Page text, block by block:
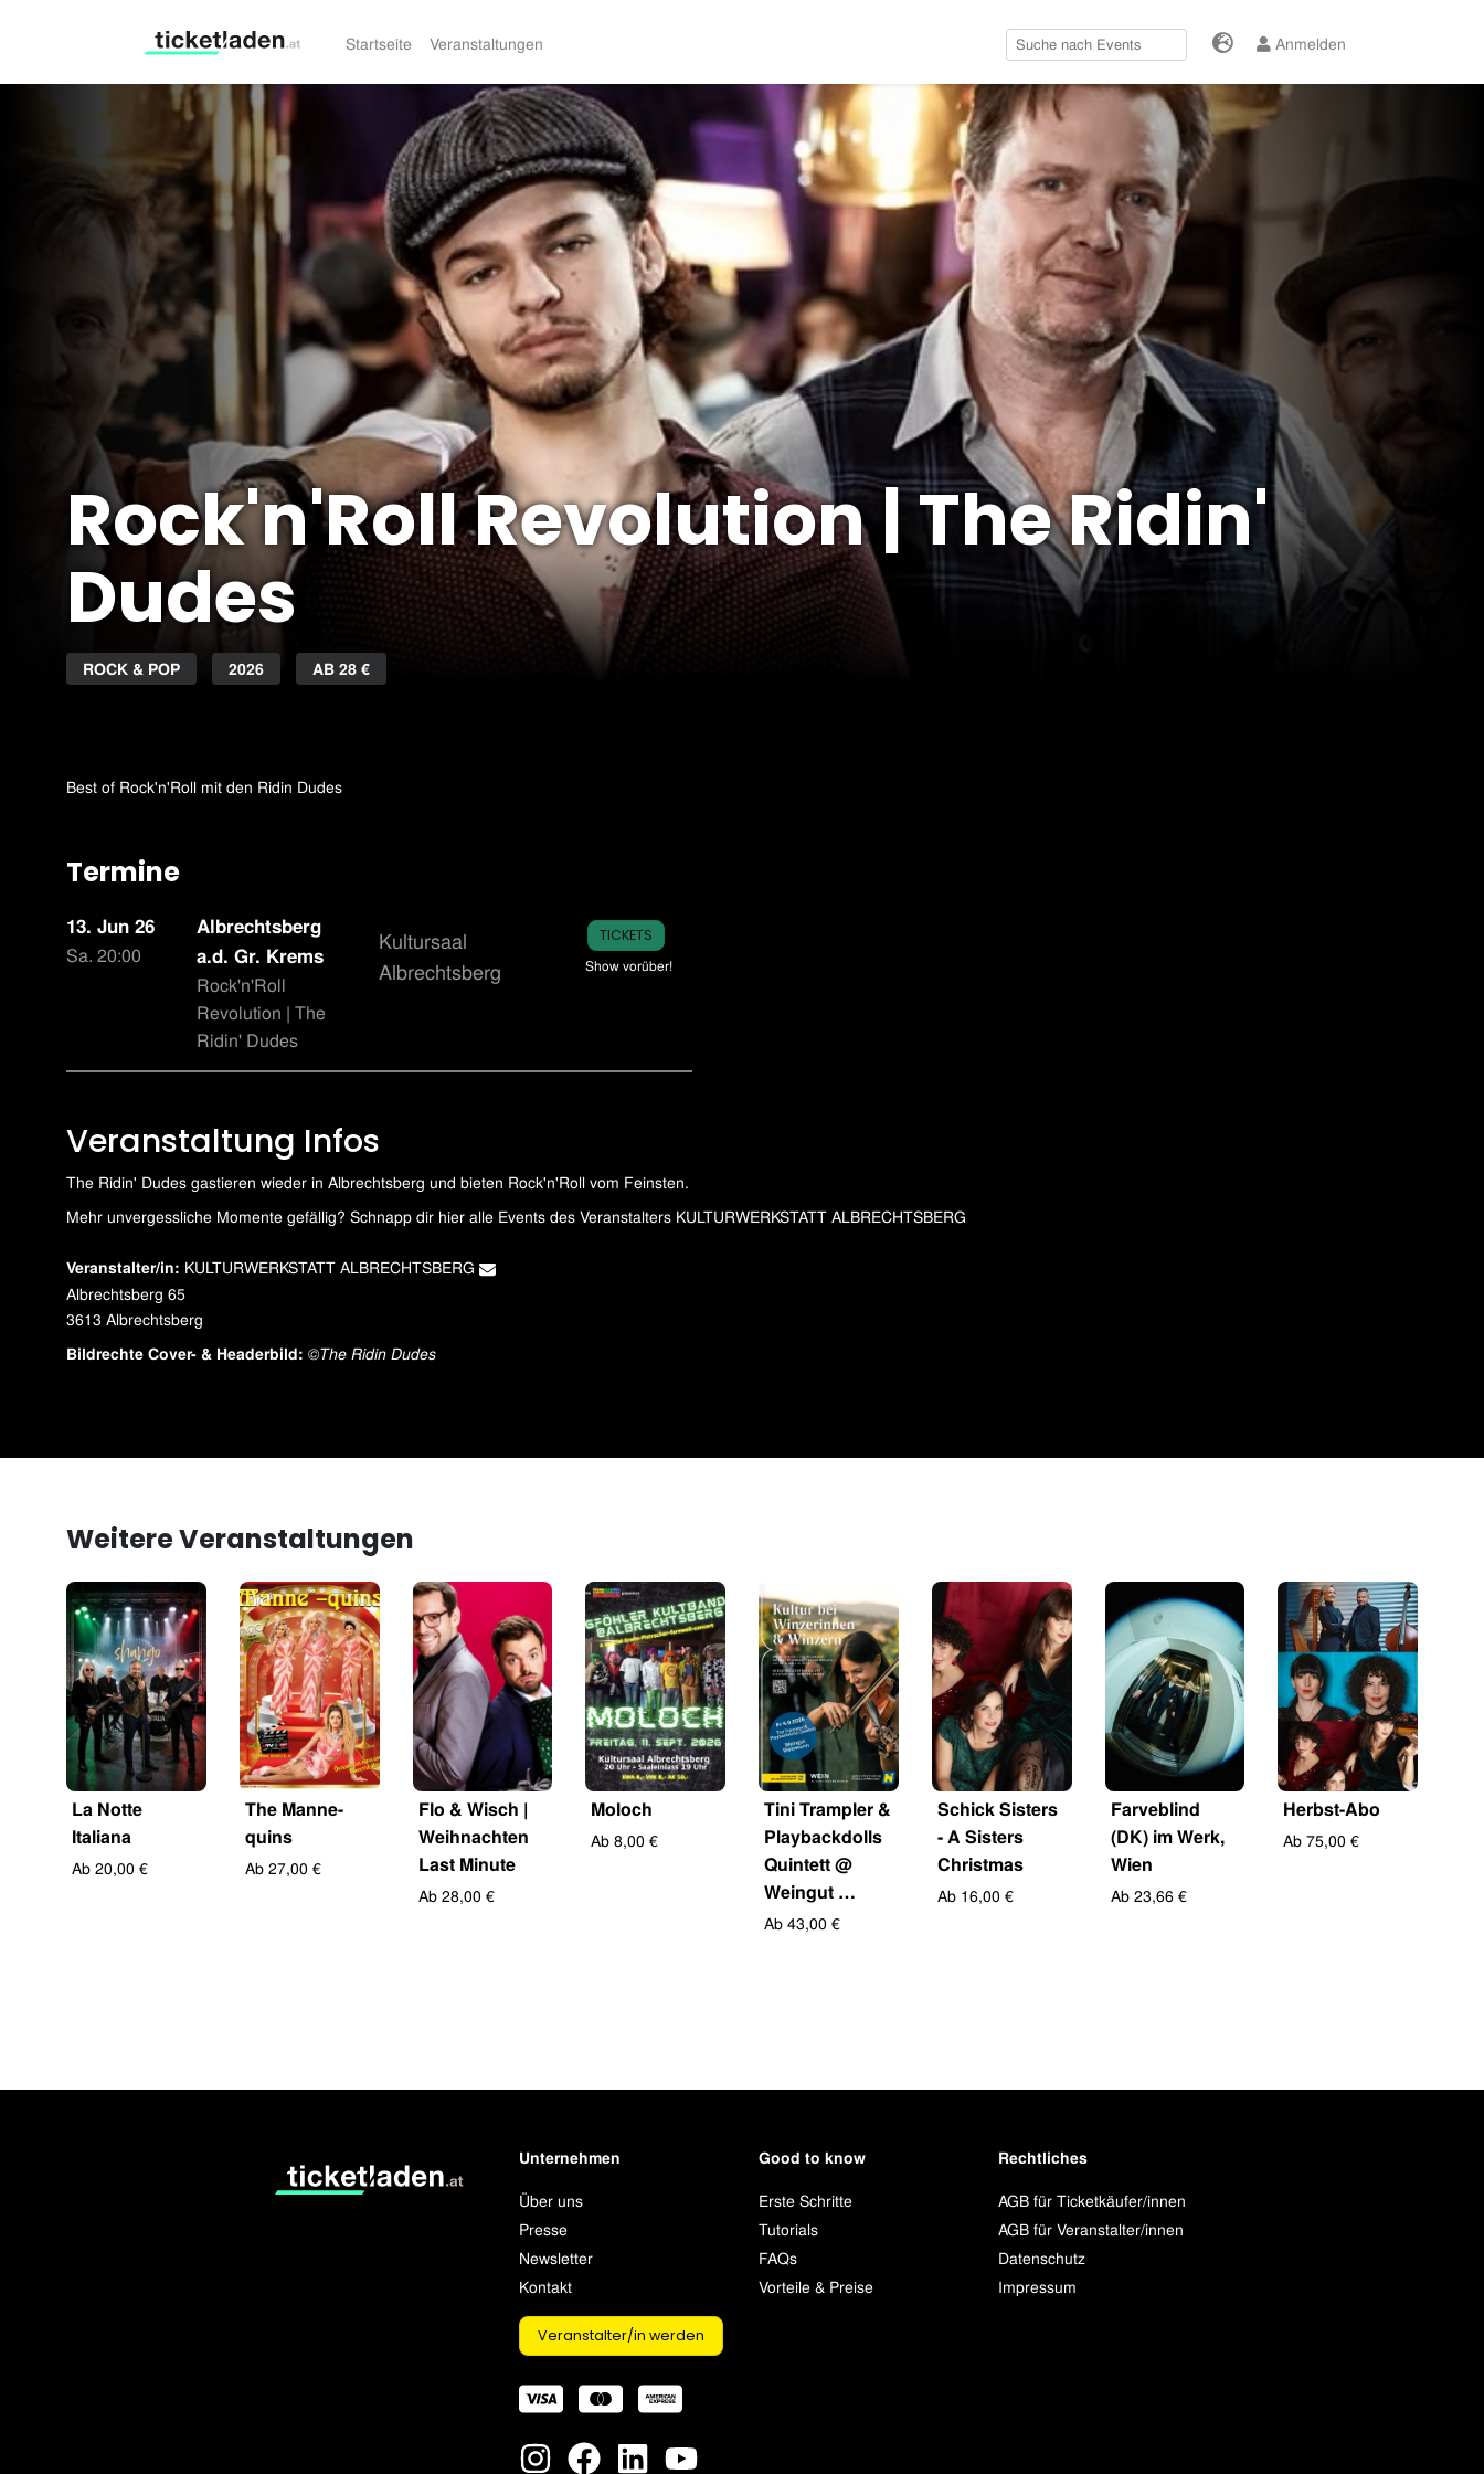
TicketladenStartseite Veranstaltungen Anmelden
Rock'n'Roll Revolution | The Ridin'
Dudes
ROCK & POP 2026 AB 28 €
Best of Rock'n'Roll mit den Ridin Dudes
Termine
13. Jun 26
Sa. 20:00
Albrechtsberg
a.d. Gr. Krems
Rock'n'Roll
Revolution | The
Ridin' Dudes
Kultursaal
Albrechtsberg
TICKETS
Show vorüber!
Veranstaltung Infos
The Ridin' Dudes gastieren wieder in Albrechtsberg und bieten Rock'n'Roll vom Feinsten.
Mehr unvergessliche Momente gefällig? Schnapp dir hier alle Events des Veranstalters KULTURWERKSTATT ALBRECHTSBERG
Veranstalter/in: KULTURWERKSTATT ALBRECHTSBERG
Albrechtsberg 65
Bildrechte Cover- & Headerbild: ©The Ridin Dudes
Weitere Veranstaltungen
La Notte
Italiana
Ab 20,00 €
The Manne-
quins
Ab 27,00 €
Flo & Wisch |
Weihnachten
Last Minute
Ab 28,00 €
Moloch
Ab 8,00 €
Tini Trampler &
Playbackdolls
Quintett @
Weingut …
Ab 43,00 €
Schick Sisters
- A Sisters
Christmas
Ab 16,00 €
Farveblind
(DK) im Werk,
Wien
Ab 23,66 €
Herbst-Abo
Ab 75,00 €
Unternehmen
Über uns
Presse
Newsletter
Kontakt
Good to know
Erste Schritte
Tutorials
FAQs
Vorteile & Preise
Rechtliches
AGB für Ticketkäufer/innen
AGB für Veranstalter/innen
Datenschutz
Impressum
Veranstalter/in werden